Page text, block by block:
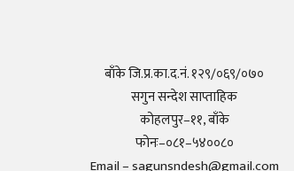
बाँके जि.प्र.का.द.नं. १२९/०६९/०७०
सगुन सन्देश साप्ताहिक
कोहलपुर–११, बाँके
फोनः–०८१–५४००८०
Email – sagunsndesh@gmail.com